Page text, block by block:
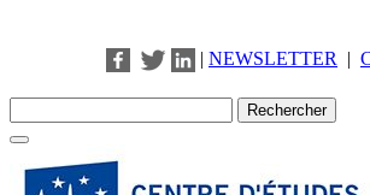
| NEWSLETTER |